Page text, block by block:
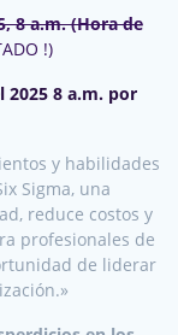
8 a.m. (Hora de
!)
2025 8 a.m. por
y habilidades
Sigma, una
reduce costos y
profesionales de
de liderar